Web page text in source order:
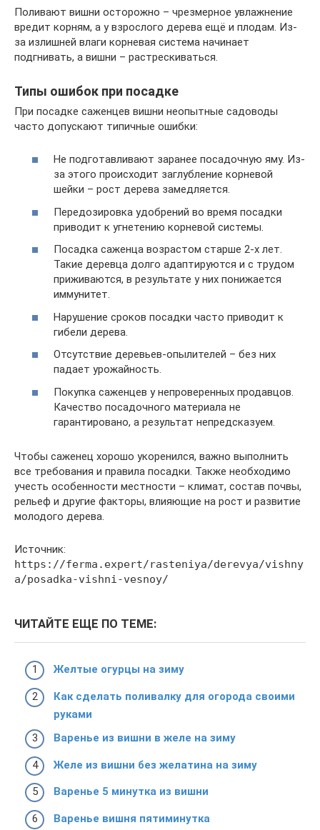
Поливают вишни осторожно – чрезмерное увлажнение
вредит корням, а у взрослого дерева ещё и плодам. Из-
за излишней влаги корневая система начинает
подгнивать, а вишни – растрескиваться.
Типы ошибок при посадке
При посадке саженцев вишни неопытные садоводы
часто допускают типичные ошибки:
Не подготавливают заранее посадочную яму. Из-
за этого происходит заглубление корневой
шейки – рост дерева замедляется.
Передозировка удобрений во время посадки
приводит к угнетению корневой системы.
Посадка саженца возрастом старше 2-х лет.
Такие деревца долго адаптируются и с трудом
приживаются, в результате у них понижается
иммунитет.
Нарушение сроков посадки часто приводит к
гибели дерева.
Отсутствие деревьев-опылителей – без них
падает урожайность.
Покупка саженцев у непроверенных продавцов.
Качество посадочного материала не
гарантировано, а результат непредсказуем.
Чтобы саженец хорошо укоренился, важно выполнить
все требования и правила посадки. Также необходимо
учесть особенности местности – климат, состав почвы,
рельеф и другие факторы, влияющие на рост и развитие
молодого дерева.
Источник:
https://ferma.expert/rasteniya/derevya/vishny
a/posadka-vishni-vesnoy/
ЧИТАЙТЕ ЕЩЕ ПО ТЕМЕ:
Желтые огурцы на зиму
Как сделать поливалку для огорода своими
руками
Варенье из вишни в желе на зиму
Желе из вишни без желатина на зиму
Варенье 5 минутка из вишни
Варенье вишня пятиминутка